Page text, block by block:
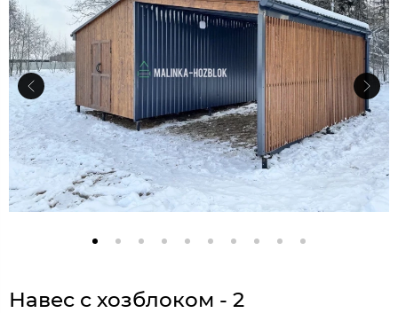
Навес с хозблоком - 2